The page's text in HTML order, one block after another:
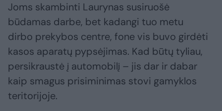
Joms skambinti Laurynas susiruošė
būdamas darbe, bet kadangi tuo metu
dirbo prekybos centre, fone vis buvo girdėti
kasos aparatų pypsėjimas. Kad būtų tyliau,
persikraustė į automobilį – jis dar ir dabar
kaip smagus prisiminimas stovi gamyklos
teritorijoje.